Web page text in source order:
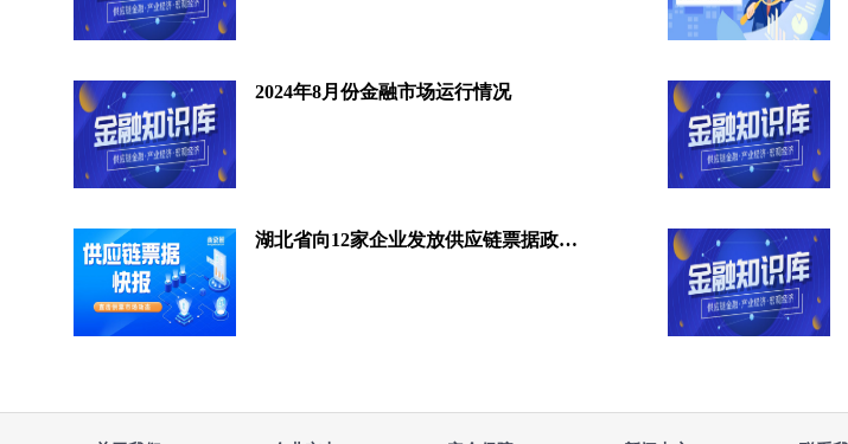
2024年8月份金融市场运行情况
湖北省向12家企业发放供应链票据政策奖励